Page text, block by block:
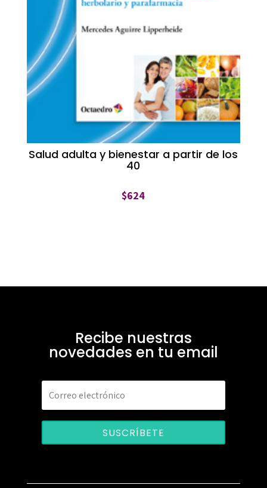
Salud adulta y bienestar a partir de los
40
$624
Recibe nuestras
novedades en tu email
SUSCRÍBETE